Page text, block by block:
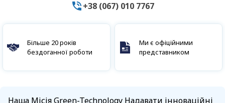
+38 (067) 010 7767
Більше 20 років
бездоганної роботи
Ми є офіційними
представником
Наша Місія Green-Technology Надавати інноваційні